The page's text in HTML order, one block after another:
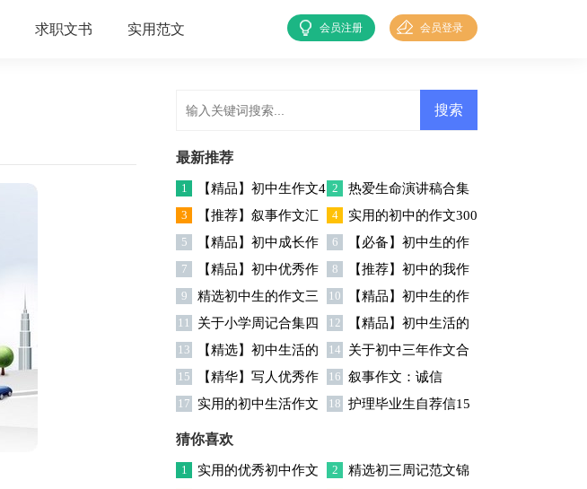
求职文书 实用范文 会员登录
会员注册
最新推荐
1
【精品】初中生作文4
篇
2
热爱生命演讲稿合集
五篇
3
【推荐】叙事作文汇
总6篇
4
实用的初中的作文300
字集锦五篇
5
【精品】初中成长作
文锦集七篇
6
【必备】初中生的作
文4篇
7
【精品】初中优秀作
文汇总五篇
8
【推荐】初中的我作
文七篇
9
精选初中生的作文三
篇
10
【精品】初中生的作
文集锦6篇
11
关于小学周记合集四
篇
12
【精品】初中生活的
作文集锦十篇
13
【精选】初中生活的
作文汇总十篇
14
关于初中三年作文合
集十篇
15
【精华】写人优秀作
文汇总6篇
16 叙事作文：诚信
17 实用的初中生活作文
集锦六篇
18 护理毕业生自荐信15
猜你喜欢
1
实用的优秀初中作文
2
精选初三周记范文锦